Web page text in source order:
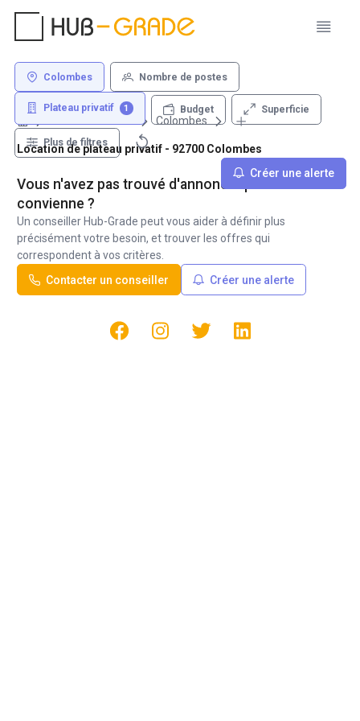
Colombes Nombre de postes
Plateau privatif 1 Budget Superficie
Plus de filtres
Créer une alerte
Colombes
Location de plateau privatif - 92700 Colombes
Vous n'avez pas trouvé d'annonce qui vous
convienne ?
Un conseiller Hub-Grade peut vous aider à définir plus
précisément votre besoin, et trouver les offres qui
correspondent à vos critères.
Contacter un conseiller
Créer une alerte